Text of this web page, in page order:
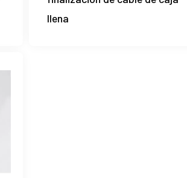
llena